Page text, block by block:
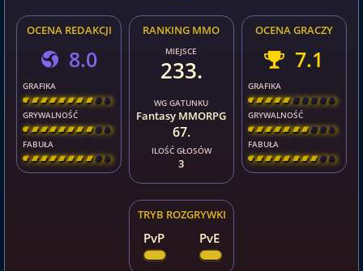
TRYB ROZGRYWKI
PvP PvE
RANKING MMO
MIEJSCE
233.
WG GATUNKU
Fantasy MMORPG
67.
ILOŚĆ GŁOSÓW
3
OCENA GRACZY
7.1
GRAFIKA
[ \ \ \ \ \ \ \ \ ]
GRYWALNOŚĆ
[ \ \ \ \ \ \ \ \ ]
FABUŁA
[ \ \ \ \ \ \ \ \ ]
OCENA REDAKCJI
8.0
GRAFIKA
[ \ \ \ \ \ \ \ \ ]
GRYWALNOŚĆ
[ \ \ \ \ \ \ \ \ ]
FABUŁA
[ \ \ \ \ \ \ \ \ ]